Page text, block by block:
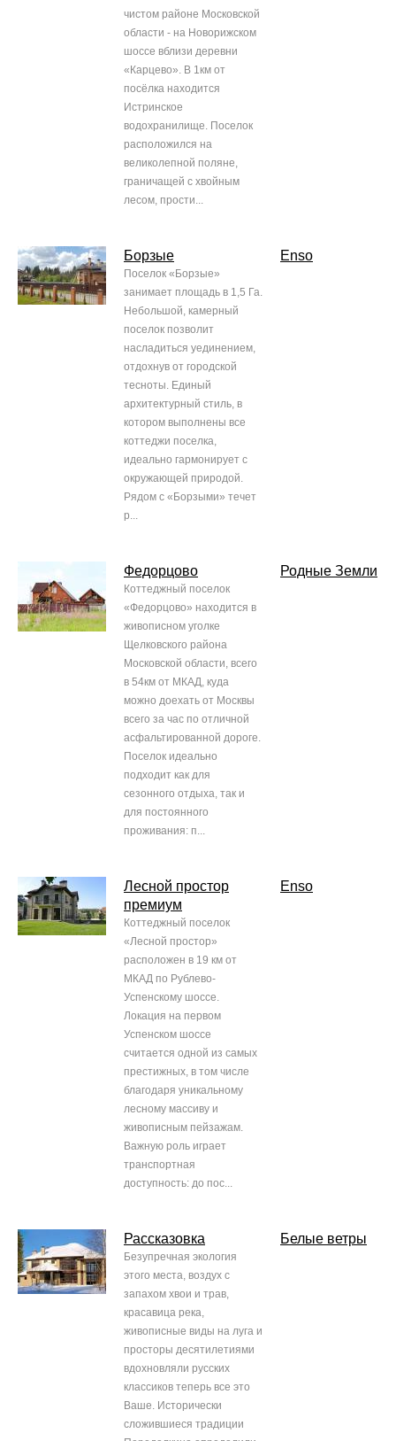
чистом районе Московской
области - на Новорижском
шоссе вблизи деревни
«Карцево». В 1км от
посёлка находится
Истринское
водохранилище. Поселок
расположился на
великолепной поляне,
граничащей с хвойным
лесом, прости...
Борзые
Поселок «Борзые»
занимает площадь в 1,5 Га.
Небольшой, камерный
поселок позволит
насладиться уединением,
отдохнув от городской
тесноты. Единый
архитектурный стиль, в
котором выполнены все
коттеджи поселка,
идеально гармонирует с
окружающей природой.
Рядом с «Борзыми» течет
р...
Enso
Федорцово
Коттеджный поселок
«Федорцово» находится в
живописном уголке
Щелковского района
Московской области, всего
в 54км от МКАД, куда
можно доехать от Москвы
всего за час по отличной
асфальтированной дороге.
Поселок идеально
подходит как для
сезонного отдыха, так и
для постоянного
проживания: п...
Родные Земли
Лесной простор
премиум
Коттеджный поселок
«Лесной простор»
расположен в 19 км от
МКАД по Рублево-
Успенскому шоссе.
Локация на первом
Успенском шоссе
считается одной из самых
престижных, в том числе
благодаря уникальному
лесному массиву и
живописным пейзажам.
Важную роль играет
транспортная
доступность: до пос...
Enso
Рассказовка
Безупречная экология
этого места, воздух с
запахом хвои и трав,
красавица река,
живописные виды на луга и
просторы десятилетиями
вдохновляли русских
классиков теперь все это
Ваше. Исторически
сложившиеся традиции
Белые ветры